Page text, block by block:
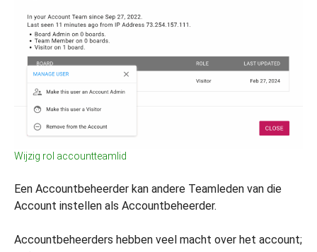
Wijzig rol accountteamlid
Een Accountbeheerder kan andere Teamleden van die
Account instellen als Accountbeheerder.
Accountbeheerders hebben veel macht over het account;